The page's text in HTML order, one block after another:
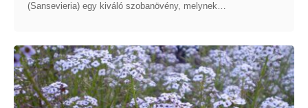
(Sansevieria) egy kiváló szobanövény, melynek…